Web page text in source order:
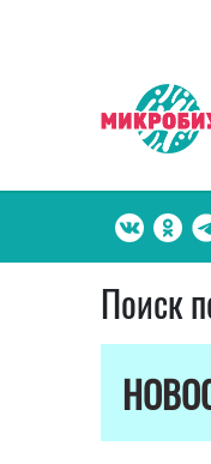
Поиск